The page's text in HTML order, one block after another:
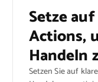
Setze
Actions,
Handeln
Setzen Sie auf